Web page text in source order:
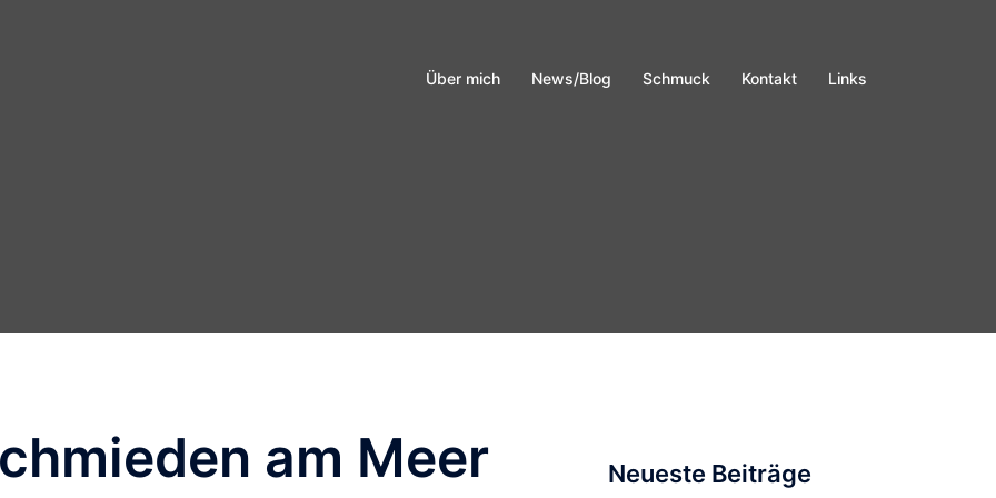
Über mich News/Blog Schmuck Kontakt Links
am Meer Neueste Beiträge